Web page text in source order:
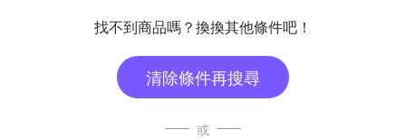
找不到商品嗎？換換其他條件吧！
清除條件再搜尋
或